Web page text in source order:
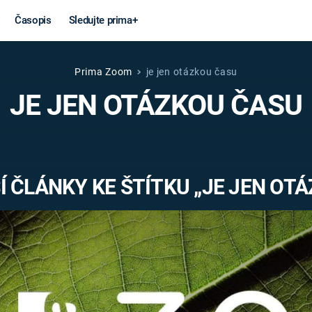
Časopis Sledujte prima+
Věda a
technika
MARS
Války
VÁLEČNÉ
Záhady a
Prima Zoom je jen otázkou času
JE JEN OTÁZKOU ČASU
ČLÁNKY KE ŠTÍTKU „JE JEN